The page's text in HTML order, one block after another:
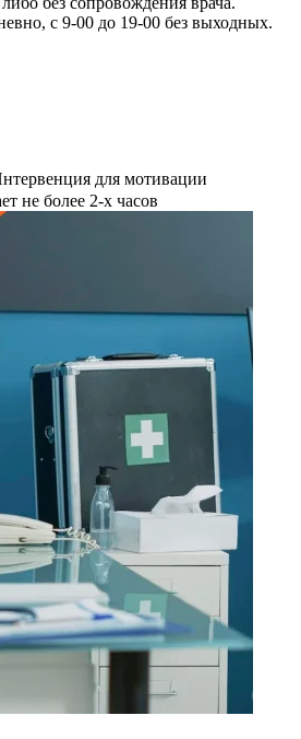
с 9-00 до 19-00 без выходных.
для мотивации
не более 2-х часов